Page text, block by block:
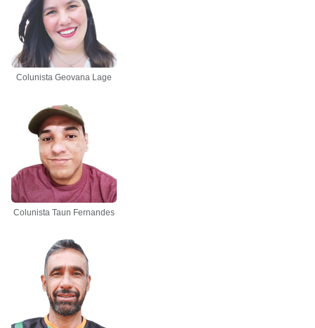
Colunista Geovana Lage
Colunista Taun Fernandes